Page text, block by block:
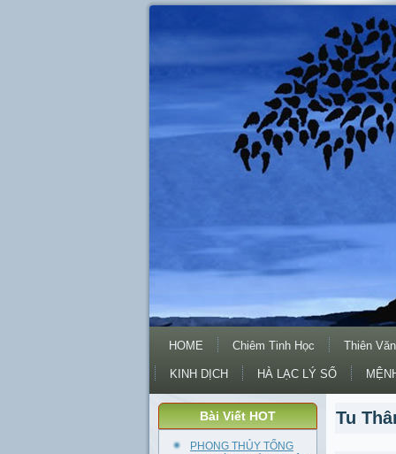
HOME Chiêm Tinh Học Thiên
KINH DỊCH HÀ LẠC LÝ SỐ
Bài Viết HOT
PHONG THỦY TỔNG
Tu